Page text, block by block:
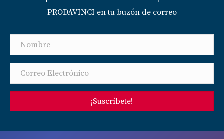
PRODAVINCI en tu buzón de correo
¡Suscríbete!